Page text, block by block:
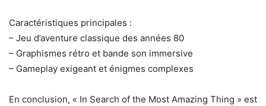
Caractéristiques principales :
– Jeu d’aventure classique des années 80
– Graphismes rétro et bande son immersive
– Gameplay exigeant et énigmes complexes
En conclusion, « In Search of the Most Amazing Thing » est